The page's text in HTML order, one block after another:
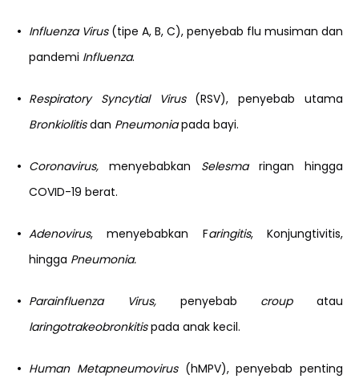
• Influenza Virus(tipe A, B, C), penyebab flu musiman dan
pandemi Influenza.
• Respiratory Syncytial Virus(RSV), penyebab utama
Bronkiolitisdan Pneumoniapada bayi.
• Coronavirus, menyebabkan Selesmaringan hingga
COVID-19 berat.
• Adenovirus, menyebabkan Faringitis, Konjungtivitis,
hingga Pneumonia.
• Parainfluenza Virus,penyebab croupatau
laringotrakeobronkitispada anak kecil.
• Human Metapneumovirus(hMPV), penyebab penting